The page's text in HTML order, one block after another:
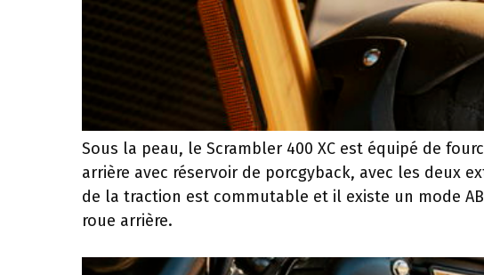
Sous la peau, le Scrambler 400 XC est équipé de
arrière avec réservoir de porcgyback, avec les deux
de la traction est commutable et il existe un mode
roue arrière.